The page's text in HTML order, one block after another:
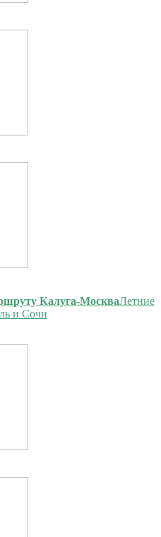
Калуга-МоскваЛетние
и Сочи